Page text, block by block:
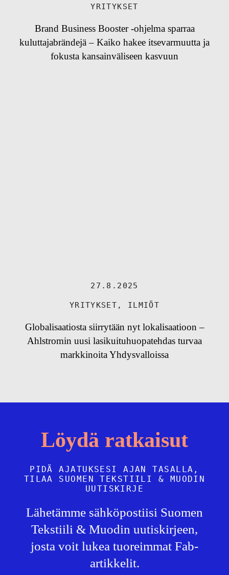
YRITYKSET
Brand Business Booster -ohjelma sparraa
kuluttajabrändejä – Kaiko hakee itsevarmuutta ja
fokusta kansainväliseen kasvuun
27.8.2025
YRITYKSET , ILMIÖT
Globalisaatiosta siirrytään nyt lokalisaatioon –
Ahlstromin uusi lasikuituhuopatehdas turvaa
markkinoita Yhdysvalloissa
Löydä ratkaisut
PIDÄ AJATUKSESI AJAN TASALLA,
TILAA SUOMEN TEKSTIILI & MUODIN
UUTISKIRJE
Lähetämme sähköpostiisi Suomen
Tekstiili & Muodin uutiskirjeen,
josta voit lukea tuoreimmat Fab-
artikkelit.